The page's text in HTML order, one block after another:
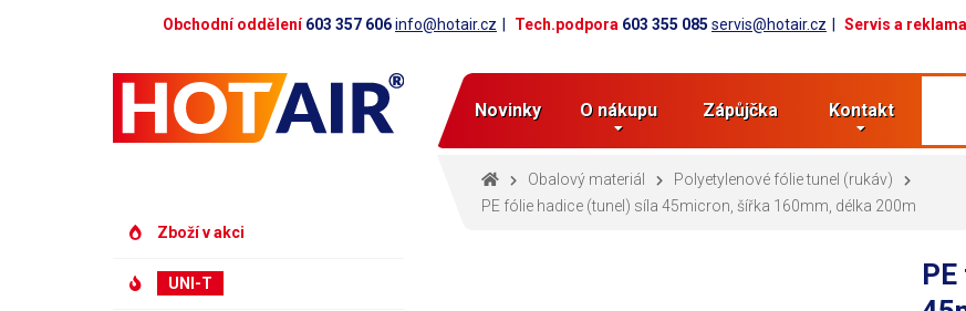
Obchodní oddělení603 357 606info@hotair.cz Tech.podpora 603 355 085 servis@hotair.cz Servis a
Novinky O nákupu Zápůjčka Kontakt
Zboží v akci
UNI-T
Obalový materiál
Polyetylenové fólie tunel (rukáv)
PE fólie hadice (tunel) síla 45micron, šířka 160mm, délka 200m